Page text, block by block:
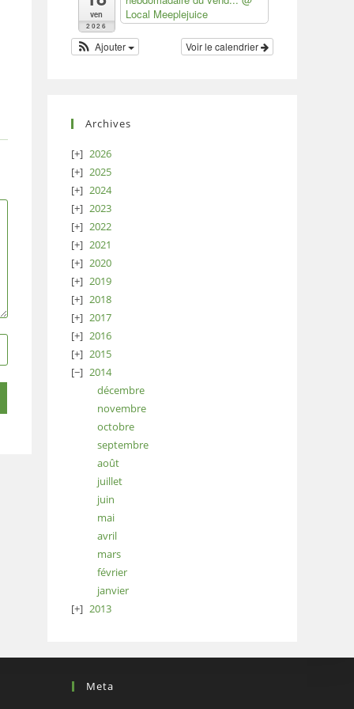
ven
2026
Local Meeplejuice
Voir le calendrier
Ajouter
Archives
2026
2025
2024
2023
2022
2021
2020
2019
2018
2017
2016
2015
2014
décembre
novembre
octobre
septembre
août
juillet
juin
mai
avril
mars
février
janvier
2013
Meta